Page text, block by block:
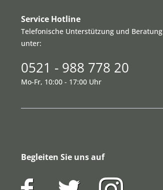
Service Hotline
Telefonische Unterstützung und Beratung
unter:
0521 - 988 778 20
Mo-Fr, 10:00 - 17:00 Uhr
Begleiten Sie uns auf